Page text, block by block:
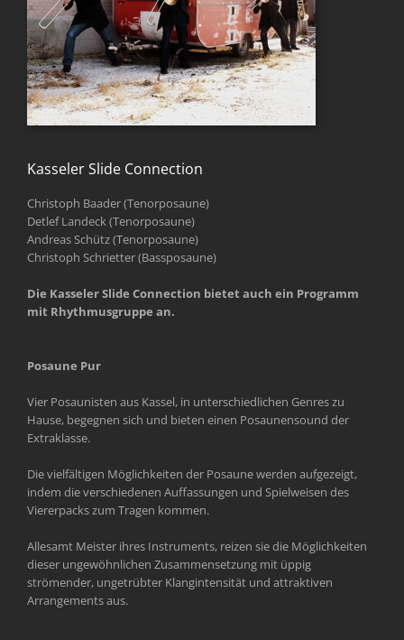
Kasseler Slide Connection
Christoph Baader (Tenorposaune)
Detlef Landeck (Tenorposaune)
Andreas Schütz (Tenorposaune)
Christoph Schrietter (Bassposaune)
Die Kasseler Slide Connection bietet auch ein Programm
mit Rhythmusgruppe an.
Posaune Pur
Vier Posaunisten aus Kassel, in unterschiedlichen Genres zu
Hause, begegnen sich und bieten einen Posaunensound der
Extraklasse.
Die vielfältigen Möglichkeiten der Posaune werden aufgezeigt,
indem die verschiedenen Auffassungen und Spielweisen des
Viererpacks zum Tragen kommen.
Allesamt Meister ihres Instruments, reizen sie die Möglichkeiten
dieser ungewöhnlichen Zusammensetzung mit üppig
strömender, ungetrübter Klangintensität und attraktiven
Arrangements aus.